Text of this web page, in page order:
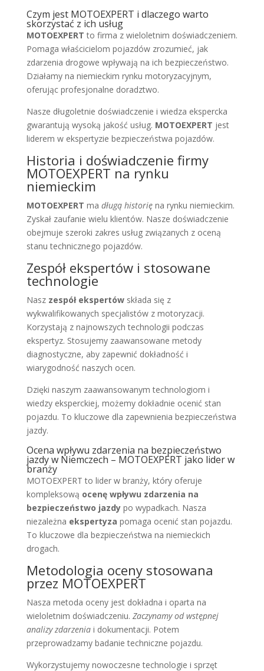
Czym jest MOTOEXPERT i dlaczego warto
skorzystać z ich usług
MOTOEXPERT to firma z wieloletnim doświadczeniem.
Pomaga właścicielom pojazdów zrozumieć, jak
zdarzenia drogowe wpływają na ich bezpieczeństwo.
Działamy na niemieckim rynku motoryzacyjnym,
oferując profesjonalne doradztwo.
Nasze długoletnie doświadczenie i wiedza ekspercka
gwarantują wysoką jakość usług. MOTOEXPERT jest
liderem w ekspertyzie bezpieczeństwa pojazdów.
Historia i doświadczenie firmy
MOTOEXPERT na rynku
niemieckim
MOTOEXPERT ma długą historięna rynku niemieckim.
Zyskał zaufanie wielu klientów. Nasze doświadczenie
obejmuje szeroki zakres usług związanych z oceną
stanu technicznego pojazdów.
Zespół ekspertów i stosowane
technologie
Nasz zespół ekspertówskłada się z
wykwalifikowanych specjalistów z motoryzacji.
Korzystają z najnowszych technologii podczas
ekspertyz. Stosujemy zaawansowane metody
diagnostyczne, aby zapewnić dokładność i
wiarygodność naszych ocen.
Dzięki naszym zaawansowanym technologiom i
wiedzy eksperckiej, możemy dokładnie ocenić stan
pojazdu. To kluczowe dla zapewnienia bezpieczeństwa
jazdy.
Ocena wpływu zdarzenia na bezpieczeństwo
jazdy w Niemczech – MOTOEXPERT jako lider w
branży
MOTOEXPERT to lider w branży, który oferuje
kompleksową ocenę wpływu zdarzenia na
bezpieczeństwo jazdypo wypadkach. Nasza
niezależna ekspertyza pomaga ocenić stan pojazdu.
To kluczowe dla bezpieczeństwa na niemieckich
drogach.
Metodologia oceny stosowana
przez MOTOEXPERT
Nasza metoda oceny jest dokładna i oparta na
wieloletnim doświadczeniu. Zaczynamy od wstępnej
analizy zdarzeniai dokumentacji. Potem
przeprowadzamy badanie techniczne pojazdu.
Wykorzystujemy nowoczesne technologie i sprzęt